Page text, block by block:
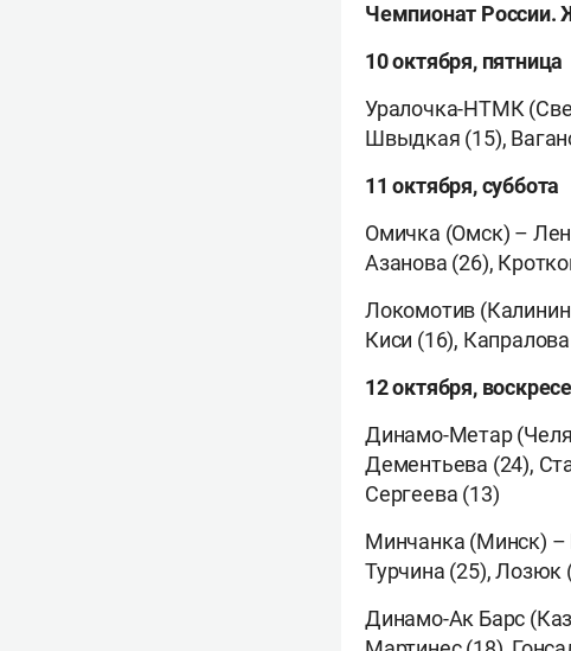
Чемпионат
10 октября, пятница
Уралочка-НТМК
Швыдкая (15),
11 октября, суббота
Омичка (Омск) –
Азанова (26),
Локомотив
Киси (16),
12 октября,
Динамо-Метар
Дементьева (24),
Сергеева (13)
Минчанка (Минск) –
Турчина (25), Лозюк
Динамо-Ак Барс